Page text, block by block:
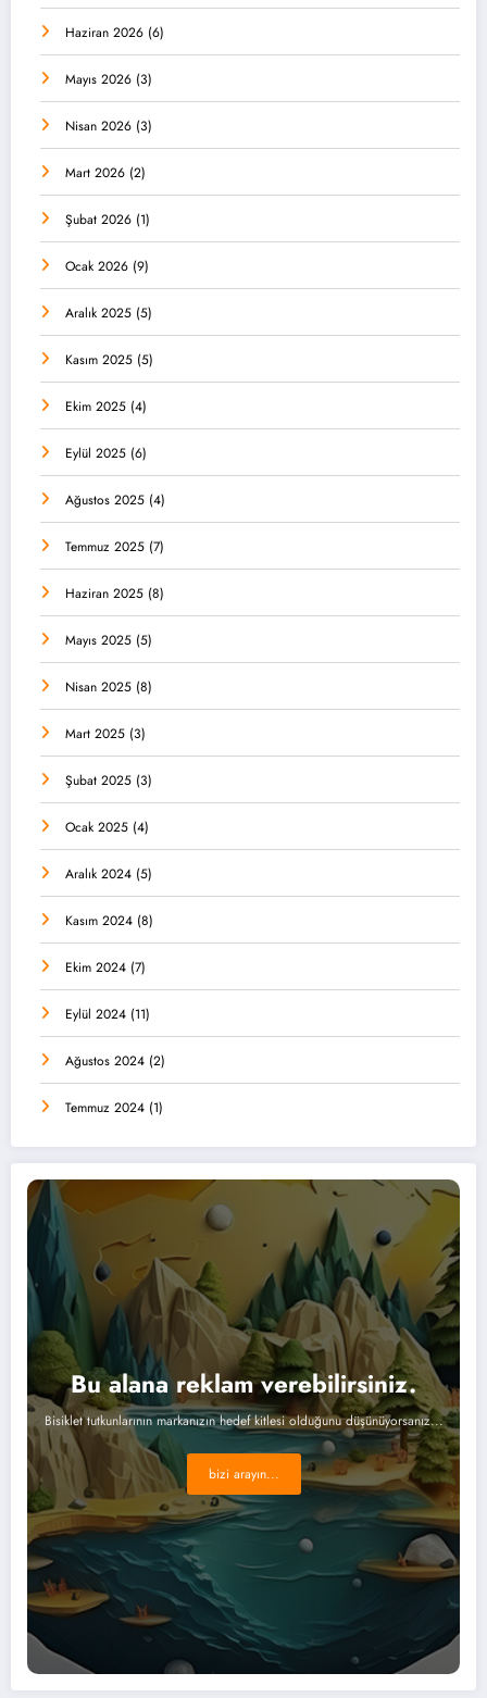
Haziran 2026 (6)
Mayıs 2026 (3)
Nisan 2026 (3)
Mart 2026 (2)
Şubat 2026 (1)
Ocak 2026 (9)
Aralık 2025 (5)
Kasım 2025 (5)
Ekim 2025 (4)
Eylül 2025 (6)
Ağustos 2025 (4)
Temmuz 2025 (7)
Haziran 2025 (8)
Mayıs 2025 (5)
Nisan 2025 (8)
Mart 2025 (3)
Şubat 2025 (3)
Ocak 2025 (4)
Aralık 2024 (5)
Kasım 2024 (8)
Ekim 2024 (7)
Eylül 2024 (11)
Ağustos 2024 (2)
Temmuz 2024 (1)
Bu alana reklam verebilirsiniz.
Bisiklet tutkunlarının markanızın hedef kitlesi olduğunu düşünüyorsanız...
bizi arayın...